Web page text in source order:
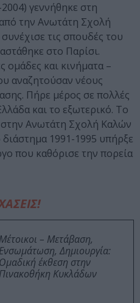
γεννήθηκε στη
την Ανωτάτη Σχολή
τις σπουδές του
στο Παρίσι.
ομάδες και κινήματα –
αναζητούσαν νέους
Πήρε μέρος σε πολλές
και το εξωτερικό. Το
στην Ανωτάτη Σχολή Καλών
1991-1995 υπήρξε
που καθόρισε την πορεία
Μέτοικοι – Μετάβαση,
Ενσωμάτωση, Δημιουργία:
Ομαδική έκθεση στην
Πινακοθήκη Κυκλάδων